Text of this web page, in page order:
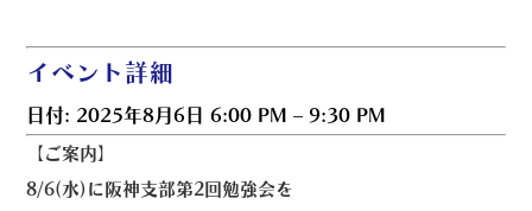
イベント詳細
日付: 2025年8月6日 6:00 PM – 9:30 PM
【ご案内】
8/6(水)に阪神支部第2回勉強会を